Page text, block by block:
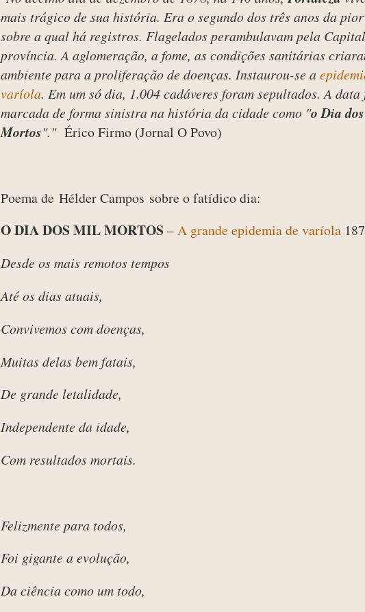
mais trágico de sua história. Era o segundo dos três anos da
sobre a qual há registros. Flagelados perambulavam pela
província. A aglomeração, a fome, as condições sanitárias
ambiente para a proliferação de doenças. Instaurou-se a
varíola. Em um só dia, 1.004 cadáveres foram sepultados. A data
marcada de forma sinistra na história da cidade como "o Dia
Mortos"." Érico Firmo (Jornal O Povo)
Poema de Hélder Campos sobre o fatídico dia:
O DIA DOS MIL MORTOS –A grande epidemia de varíola
Desde os mais remotos tempos
Até os dias atuais,
Convivemos com doenças,
Muitas delas bem fatais,
De grande letalidade,
Independente da idade,
Com resultados mortais.
Felizmente para todos,
Foi gigante a evolução,
Da ciência como um todo,